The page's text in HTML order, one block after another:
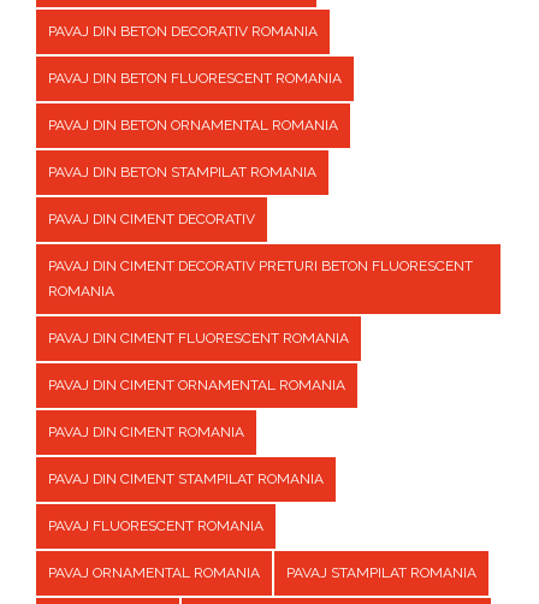
PAVAJ DIN BETON DECORATIV ROMANIA
PAVAJ DIN BETON FLUORESCENT ROMANIA
PAVAJ DIN BETON ORNAMENTAL ROMANIA
PAVAJ DIN BETON STAMPILAT ROMANIA
PAVAJ DIN CIMENT DECORATIV
PAVAJ DIN CIMENT DECORATIV PRETURI BETON FLUORESCENT
ROMANIA
PAVAJ DIN CIMENT FLUORESCENT ROMANIA
PAVAJ DIN CIMENT ORNAMENTAL ROMANIA
PAVAJ DIN CIMENT ROMANIA
PAVAJ DIN CIMENT STAMPILAT ROMANIA
PAVAJ FLUORESCENT ROMANIA
PAVAJ ORNAMENTAL ROMANIA PAVAJ STAMPILAT ROMANIA